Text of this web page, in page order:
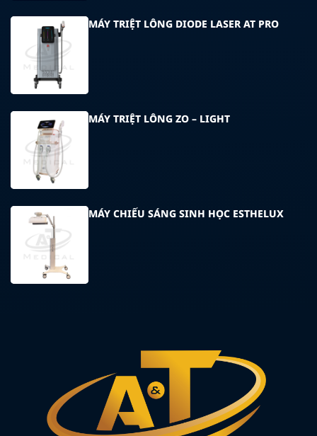
MÁY TRIỆT LÔNG DIODE LASER AT PRO
MÁY TRIỆT LÔNG ZO – LIGHT
MÁY CHIẾU SÁNG SINH HỌC ESTHELUX